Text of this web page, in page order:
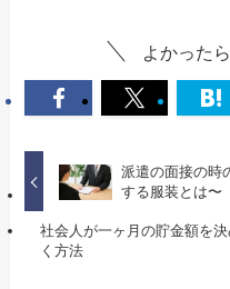
よかった
派遣の面接の時
する服装とは〜
社会人が一ヶ月の貯金額を
く方法